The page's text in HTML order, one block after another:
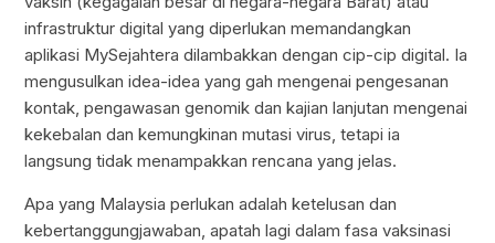
infrastruktur digital yang diperlukan memandangkan
aplikasi MySejahtera dilambakkan dengan cip-cip digital. Ia
mengusulkan idea-idea yang gah mengenai pengesanan
kontak, pengawasan genomik dan kajian lanjutan mengenai
kekebalan dan kemungkinan mutasi virus, tetapi ia
langsung tidak menampakkan rencana yang jelas.
Apa yang Malaysia perlukan adalah ketelusan dan
kebertanggungjawaban, apatah lagi dalam fasa vaksinasi